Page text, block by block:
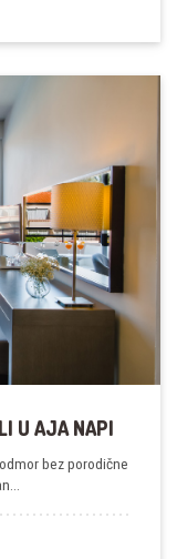
U AJA NAPI
bez porodične